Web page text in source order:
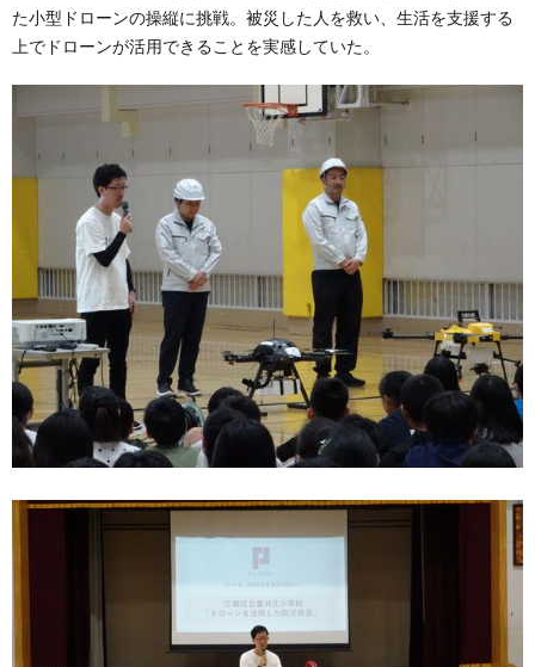
た小型ドローンの操縦に挑戦。被災した人を救い、生活を支援する
上でドローンが活用できることを実感していた。